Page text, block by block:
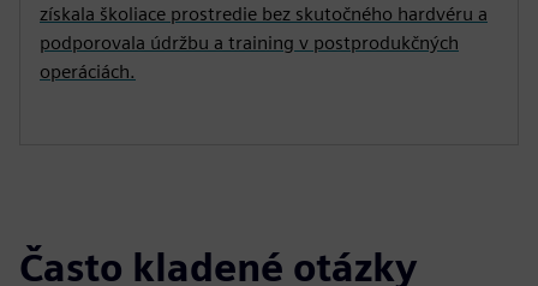
získala školiace prostredie bez skutočného hardvéru a
podporovala údržbu a training v postprodukčných
operáciách.
Často kladené otázky